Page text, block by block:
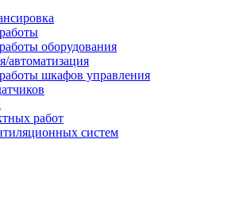
оборудования
шкафов управления
работ
систем